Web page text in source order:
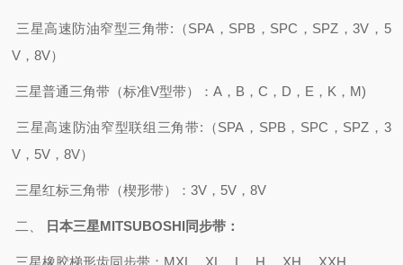
三星高速防油窄型三角带: （SPA，SPB，SPC，SPZ，3V ， 5
V，8V）
三星普通三角带（标准V型带）：A，B，C，D，E，K，M)
三星高速防油窄型联组三角带: （SPA，SPB，SPC，SPZ，3
V，5V，8V）
三星红标三角带（楔形带）：3V，5V，8V
二、 日本三星MITSUBOSHI同步带：
三星橡胶梯形齿同步带 ： MXL，XL，L，H ，XH ，XXH